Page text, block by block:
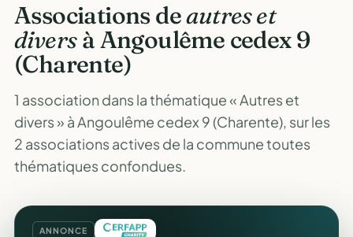
Associations deautres et
diversà Angoulême cedex 9
(Charente)
1 association dans la thématique « Autres et
divers » à Angoulême cedex 9 (Charente), sur les
2 associations actives de la commune toutes
thématiques confondues.
ANNONCE